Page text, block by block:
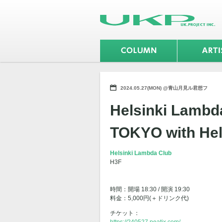
2024.05.27(MON) @青山月見ル君想フ
Helsinki
TOKYO with
Helsinki Lambda Club
H3F
時間：開場 18:30 / 開演 19:30
料金：5,000円(＋ドリンク代)
チケット：